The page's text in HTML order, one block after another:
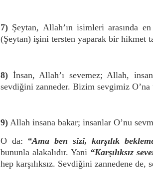
7) Şeytan, Allah’ın isimleri arasında
(Şeytan) işini tersten yaparak bir hikmet
8) İnsan, Allah’ı sevemez; Allah,
sevdiğini zanneder. Bizim sevgimiz
9) Allah insana bakar; insanlar O’nu
O da: “Ama ben sizi, karşılık
bununla alakalıdır. Yani “Karşılıksız
hep karşılıksız. Sevdiğini zannedene de,